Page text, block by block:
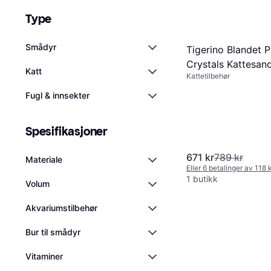
Type
Smådyr
Katt
Fugl & innsekter
Spesifikasjoner
Materiale
Volum
Akvariumstilbehør
Bur til smådyr
Vitaminer
Tigerino Blandet
Crystals
Kattetilbehør
671 kr789 kr
Eller 6 betalinger av 118
1 butikk